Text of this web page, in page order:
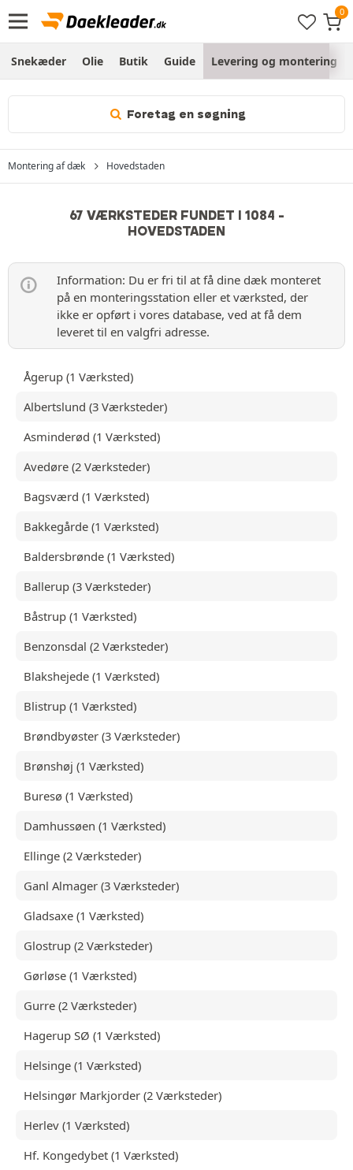
Snekæder Olie Butik Guide Levering og montering
Foretag en søgning
Montering af dæk Hovedstaden
67 VÆRKSTEDER FUNDET I 1084 -
HOVEDSTADEN
Information: Du er fri til at få dine dæk monteret
på en monteringsstation eller et værksted, der
ikke er opført i vores database, ved at få dem
leveret til en valgfri adresse.
Ågerup (1 Værksted)
Albertslund (3 Værksteder)
Asminderød (1 Værksted)
Avedøre (2 Værksteder)
Bagsværd (1 Værksted)
Bakkegårde (1 Værksted)
Baldersbrønde (1 Værksted)
Ballerup (3 Værksteder)
Båstrup (1 Værksted)
Benzonsdal (2 Værksteder)
Blakshejede (1 Værksted)
Blistrup (1 Værksted)
Brøndbyøster (3 Værksteder)
Brønshøj (1 Værksted)
Buresø (1 Værksted)
Damhussøen (1 Værksted)
Ellinge (2 Værksteder)
Ganl Almager (3 Værksteder)
Gladsaxe (1 Værksted)
Glostrup (2 Værksteder)
Gørløse (1 Værksted)
Gurre (2 Værksteder)
Hagerup SØ (1 Værksted)
Helsinge (1 Værksted)
Helsingør Markjorder (2 Værksteder)
Herlev (1 Værksted)
Hf. Kongedybet (1 Værksted)